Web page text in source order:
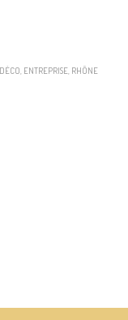
DÉCO ENTREPRISE, RHÔNE